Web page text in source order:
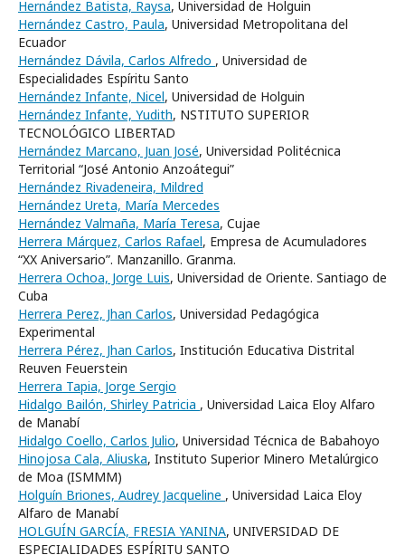
Hernández Batista, Raysa, Universidad de Holguin
Hernández Castro, Paula, Universidad Metropolitana del
Ecuador
Hernández Dávila, Carlos Alfredo , Universidad de
Especialidades Espíritu Santo
Hernández Infante, Nicel, Universidad de Holguin
Hernández Infante, Yudith, NSTITUTO SUPERIOR
TECNOLÓGICO LIBERTAD
Hernández Marcano, Juan José, Universidad Politécnica
Territorial “José Antonio Anzoátegui”
Hernández Rivadeneira, Mildred
Hernández Ureta, María Mercedes
Hernández Valmaña, María Teresa, Cujae
Herrera Márquez, Carlos Rafael, Empresa de Acumuladores
“XX Aniversario”. Manzanillo. Granma.
Herrera Ochoa, Jorge Luis, Universidad de Oriente. Santiago de
Cuba
Herrera Perez, Jhan Carlos, Universidad Pedagógica
Experimental
Herrera Pérez, Jhan Carlos, Institución Educativa Distrital
Reuven Feuerstein
Herrera Tapia, Jorge Sergio
Hidalgo Bailón, Shirley Patricia , Universidad Laica Eloy Alfaro
de Manabí
Hidalgo Coello, Carlos Julio, Universidad Técnica de Babahoyo
Hinojosa Cala, Aliuska, Instituto Superior Minero Metalúrgico
de Moa (ISMMM)
Holguín Briones, Audrey Jacqueline , Universidad Laica Eloy
Alfaro de Manabí
HOLGUÍN GARCÍA, FRESIA YANINA, UNIVERSIDAD DE
ESPECIALIDADES ESPÍRITU SANTO